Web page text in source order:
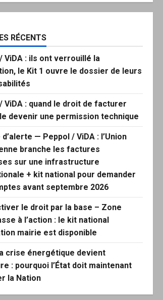
RÉCENTS
ViDA : ils ont verrouillé la
le Kit 1 ouvre le dossier de leurs
ViDA : quand le droit de facturer
devenir une permission technique
d’alerte — Peppol / ViDA : l’Union
branche les factures
sur une infrastructure
+ kit national pour demander
avant septembre 2026
le droit par la base – Zone
à l’action : le kit national
mairie est disponible
crise énergétique devient
: pourquoi l’État doit maintenant
la Nation